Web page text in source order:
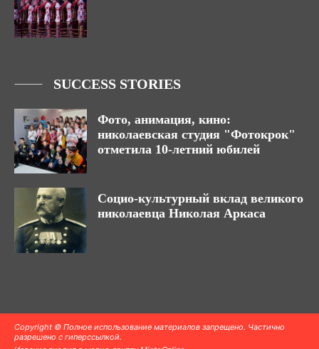
SUCCESS STORIES
Фото, анимация, кино:
николаевская студия "Фотокрок"
отметила 10-летний юбилей
Социо-культурный вклад великого
николаевца Николая Аркаса
Copyright © Полное использование материалов запрещено. Частично
разрешено с гиперссылкой.